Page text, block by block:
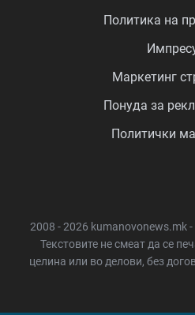
Политика на
Маркетинг
Понуда за
Политички
2008 - 2026 kumanovonews.mk
Текстовите не смеат да се
целина или во делови, без